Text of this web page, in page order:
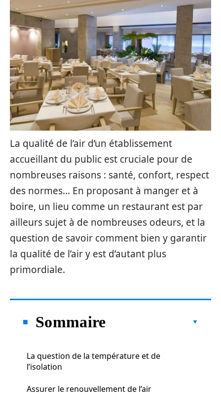
La qualité de l’air d’un établissement
accueillant du public est cruciale pour de
nombreuses raisons : santé, confort, respect
des normes… En proposant à manger et à
boire, un lieu comme un restaurant est par
ailleurs sujet à de nombreuses odeurs, et la
question de savoir comment bien y garantir
la qualité de l’air y est d’autant plus
primordiale.
Sommaire
La question de la température et de
l’isolation
Assurer le renouvellement de l’air